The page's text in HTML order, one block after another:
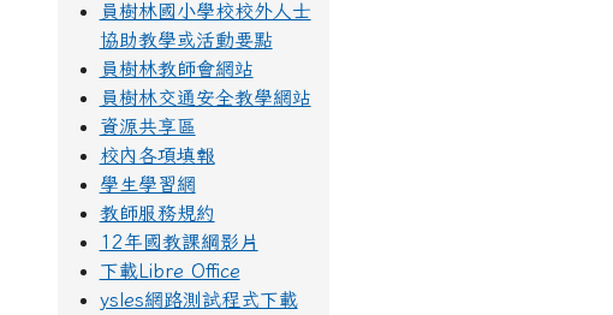
員樹林國小學校校外人士
協助教學或活動要點
員樹林教師會網站
員樹林交通安全教學網站
資源共享區
校內各項填報
學生學習網
教師服務規約
12年國教課綱影片
下載Libre Office
ysles網路測試程式下載